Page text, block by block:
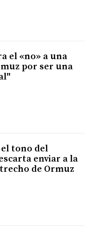
el «no» a una
por ser una
el tono del
enviar a la
de Ormuz